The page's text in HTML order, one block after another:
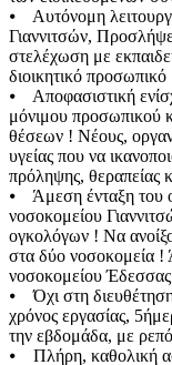
⦁ Αυτόνομη
Γιαννιτσών,
στελέχωση με
διοικητικό προσωπικό
⦁ Αποφασιστική
μόνιμου προσωπικού
θέσεων ! Νέους,
υγείας που να
πρόληψης, θεραπείας
⦁ Άμεση ένταξη του
νοσοκομείου
ογκολόγων ! Να
στα δύο νοσοκομεία
νοσοκομείου
⦁ Όχι στη
χρόνος εργασίας,
την εβδομάδα, με
⦁ Πλήρη, καθολική